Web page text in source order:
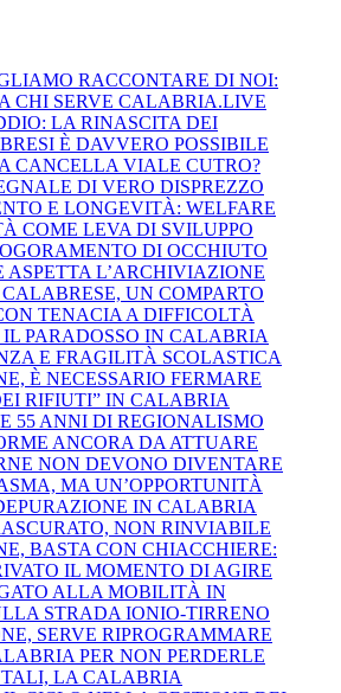
RACCONTARE DI NOI:
CHI SERVE CALABRIA.LIVE
LA RINASCITA DEI
È DAVVERO POSSIBILE
CANCELLA VIALE CUTRO?
DI VERO DISPREZZO
E LONGEVITÀ: WELFARE
COME LEVA DI SVILUPPO
DI OCCHIUTO
ASPETTA L’ARCHIVIAZIONE
UN COMPARTO
TENACIA A DIFFICOLTÀ
PARADOSSO IN CALABRIA
E FRAGILITÀ SCOLASTICA
È NECESSARIO FERMARE
RIFIUTI” IN CALABRIA
55 ANNI DI REGIONALISMO
ANCORA DA ATTUARE
NON DEVONO DIVENTARE
MA UN’OPPORTUNITÀ
IN CALABRIA
NON RINVIABILE
BASTA CON CHIACCHIERE:
IL MOMENTO DI AGIRE
ALLA MOBILITÀ IN
STRADA IONIO-TIRRENO
SERVE RIPROGRAMMARE
PER NON PERDERLE
LA CALABRIA